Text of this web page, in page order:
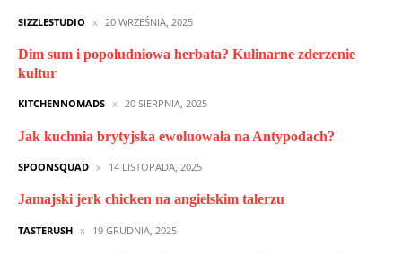
SIZZLESTUDIO 20 WRZEŚNIA, 2025
Dim sum i popołudniowa herbata? Kulinarne zderzenie
kultur
KITCHENNOMADS 20 SIERPNIA, 2025
Jak kuchnia brytyjska ewoluowała na Antypodach?
SPOONSQUAD 14 LISTOPADA, 2025
Jamajski jerk chicken na angielskim talerzu
TASTERUSH 19 GRUDNIA, 2025